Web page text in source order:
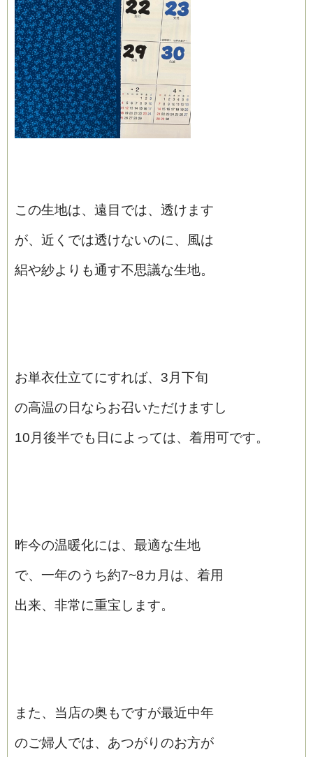
この生地は、遠目では、透けます
が、近くでは透けないのに、風は
絽や紗よりも通す不思議な生地。
お単衣仕立てにすれば、3月下旬
の高温の日ならお召いただけますし
10月後半でも日によっては、着用可です。
昨今の温暖化には、最適な生地
で、一年のうち約7~8カ月は、着用
出来、非常に重宝します。
また、当店の奥もですが最近中年
のご婦人では、あつがりのお方が